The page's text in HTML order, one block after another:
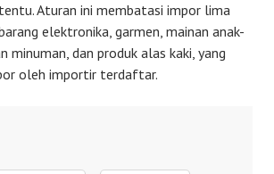
Aturan ini membatasi impor lima
elektronika, garmen, mainan anak-
minuman, dan produk alas kaki, yang
oleh importir terdaftar.